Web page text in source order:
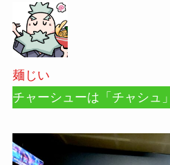
麺じい
チャーシューは「チャシュ